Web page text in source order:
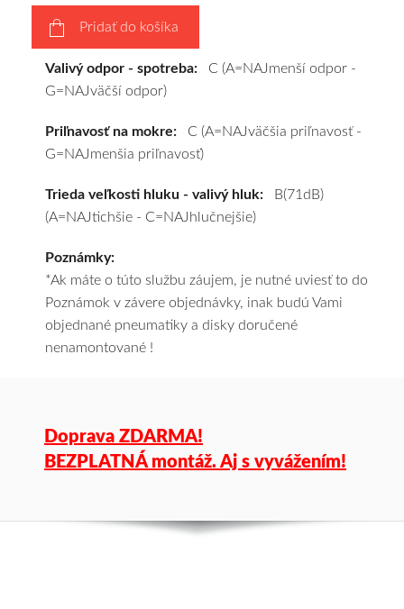
pošleme
zadarmo.
Pridať do košíka
Valivý odpor - spotreba: C (A=NAJmenší odpor -
G=NAJväčší odpor)
Priľnavosť na mokre: C (A=NAJväčšia priľnavosť -
G=NAJmenšia priľnavosť)
Trieda veľkosti hluku - valivý hluk: B(71dB)
(A=NAJtichšie - C=NAJhlučnejšie)
Poznámky:
*Ak máte o túto službu záujem, je nutné uviesť to do
Poznámok v závere objednávky, inak budú Vami
objednané pneumatiky a disky doručené
nenamontované !
Doprava ZDARMA!
BEZPLATNÁ montáž. Aj s vyvážením!